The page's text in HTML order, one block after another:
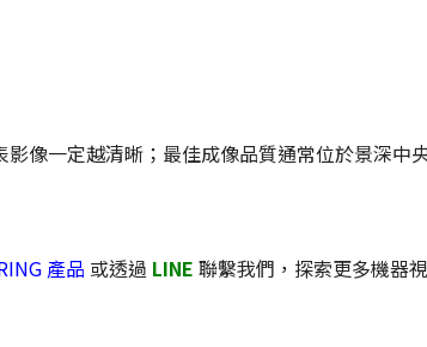
影像一定越清晰；最佳成像品質通常位於景深
產品 或透過 LINE 聯繫我們，探索更多機器